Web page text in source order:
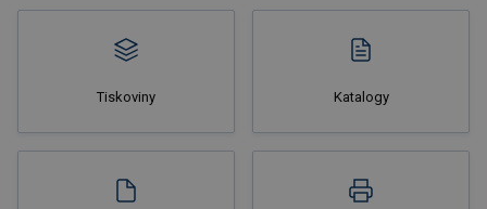
Tiskoviny Katalogy